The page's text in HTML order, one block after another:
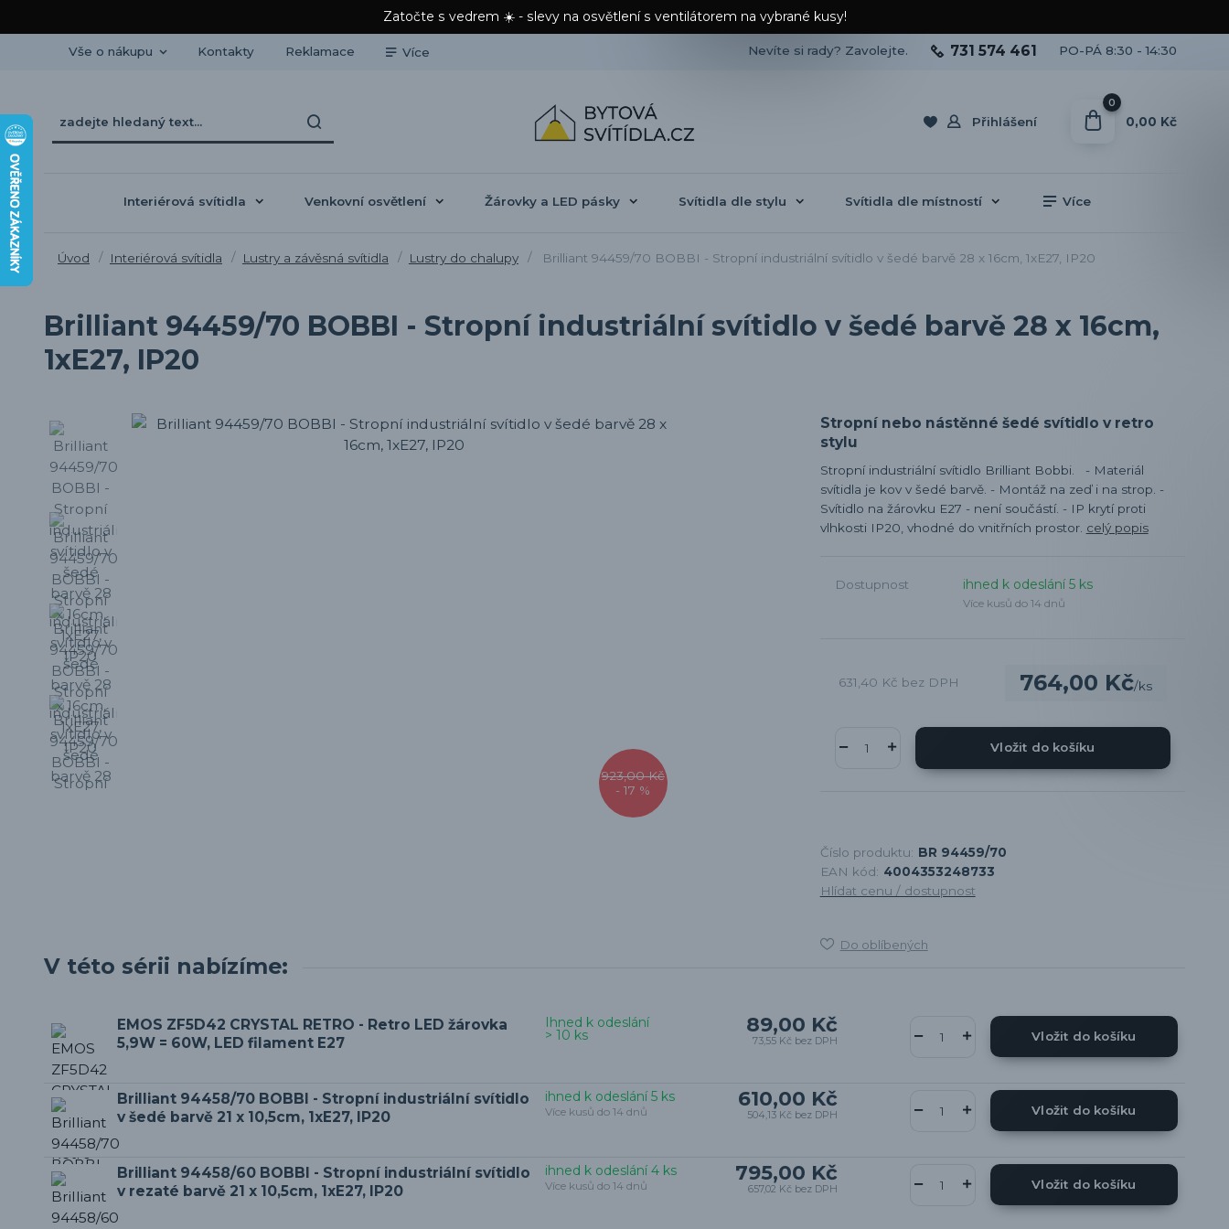
Zatočte s vedrem ☀️ - slevy na osvětlení s ventilátorem na vybrané kusy!
Vše o nákupu Kontakty Reklamace Více
Přihlášení
Nevíte si rady? Zavolejte. 731 574 461 PO-PÁ 8:30 - 14:30
0
0,00 Kč
Interiérová svítidla Venkovní osvětlení Žárovky a LED pásky Svítidla dle stylu Svítidla dle místností Více
Úvod Interiérová svítidla Lustry a závěsná svítidla Lustry do chalupy Brilliant 94459/70 BOBBI - Stropní industriální svítidlo v šedé barvě 28 x 16cm, 1xE27, IP20
Brilliant 94459/70 BOBBI - Stropní industriální svítidlo v šedé barvě 28 x 16cm,
1xE27, IP20
923,00 Kč
- 17 %
Stropní nebo nástěnné šedé svítidlo v retro
stylu
Stropní industriální svítidlo Brilliant Bobbi. - Materiál
svítidla je kov v šedé barvě. - Montáž na zeď i na strop. -
Svítidlo na žárovku E27 - není součástí. - IP krytí proti
vlhkosti IP20, vhodné do vnitřních prostor. celý popis
Dostupnost ihned k odeslání 5 ks
Více kusů do 14 dnů
764,00 Kč/ks
631,40 Kč bez DPH
Vložit do košíku
Číslo produktu: BR 94459/70
EAN kód: 4004353248733
Hlídat cenu / dostupnost
Do oblíbených
V této sérii nabízíme:
EMOS ZF5D42 CRYSTAL RETRO - Retro LED žárovka
5,9W = 60W, LED filament E27
89,00 Kč
73,55 Kč bez DPH
Ihned k odeslání
> 10 ks Vložit do košíku
Brilliant 94458/70 BOBBI - Stropní industriální svítidlo
v šedé barvě 21 x 10,5cm, 1xE27, IP20
610,00 Kč
504,13 Kč bez DPH
ihned k odeslání 5 ks
Více kusů do 14 dnů Vložit do košíku
Brilliant 94458/60 BOBBI - Stropní industriální svítidlo
v rezaté barvě 21 x 10,5cm, 1xE27, IP20
795,00 Kč
657,02 Kč bez DPH
ihned k odeslání 4 ks
Více kusů do 14 dnů Vložit do košíku